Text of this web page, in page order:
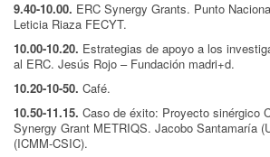
9.40-10.00. ERC Synergy Grants. Punto
Leticia Riaza FECYT.
10.00-10.20. Estrategias de apoyo a los
al ERC. Jesús Rojo – Fundación madri+d.
10.20-10-50. Café.
10.50-11.15. Caso de éxito: Proyecto sinérgico
Synergy Grant METRIQS. Jacobo Santamaría
(ICMM-CSIC).